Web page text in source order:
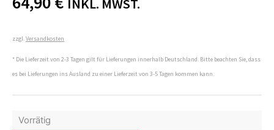
INKL. MWST.
zzgl.Versandkosten
* Die Lieferzeit von 2-3 Tagen gilt für Lieferungen innerhalb Deutschland. Bitte beachten Sie, dass
es bei Lieferungen ins Ausland zu einer Lieferzeit von 3-5 Tagen kommen kann.
Vorrätig